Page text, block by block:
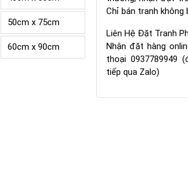
50cm x 75cm
60cm x 90cm
Chỉ bán tranh không
Liên Hệ Đặt Tranh
Nhận đặt hàng
thoại 0937789949
tiếp qua Zalo)